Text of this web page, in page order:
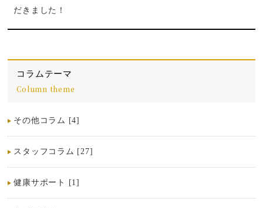
だきました！
コラムテーマ
Column theme
その他コラム [4]
スタッフコラム [27]
健康サポート [1]